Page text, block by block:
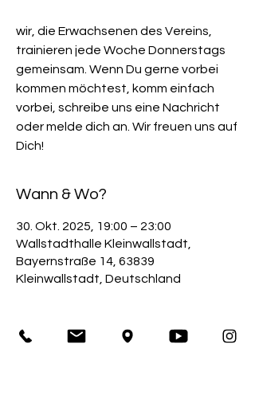
wir, die Erwachsenen des Vereins,
trainieren jede Woche Donnerstags
gemeinsam. Wenn Du gerne vorbei
kommen möchtest, komm einfach
vorbei, schreibe uns eine Nachricht
oder melde dich an. Wir freuen uns auf
Dich!
Wann & Wo?
30. Okt. 2025, 19:00 – 23:00
Wallstadthalle Kleinwallstadt,
Bayernstraße 14, 63839
Kleinwallstadt, Deutschland